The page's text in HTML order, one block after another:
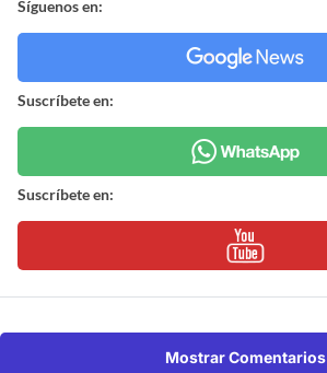
Síguenos en:
Suscríbete en:
Suscríbete en:
Mostrar Comentarios